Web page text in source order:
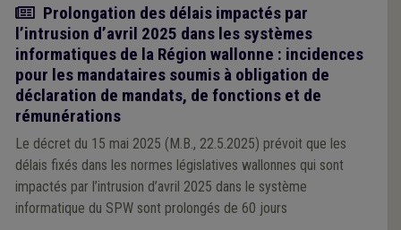
Actualité
Prolongation des délais impactés par
l’intrusion d’avril 2025 dans les systèmes
informatiques de la Région wallonne : incidences
pour les mandataires soumis à obligation de
déclaration de mandats, de fonctions et de
rémunérations
Le décret du 15 mai 2025 (M.B., 22.5.2025) prévoit que les
délais fixés dans les normes législatives wallonnes qui sont
impactés par l’intrusion d’avril 2025 dans le système
informatique du SPW sont prolongés de 60 jours